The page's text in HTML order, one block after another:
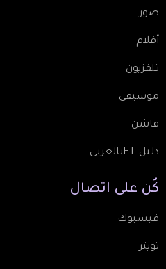
صور
أفلام
تلفزيون
موسيقى
فاشن
دليل ETبالعربي
كُن على اتصال
فيسبوك
تويتر